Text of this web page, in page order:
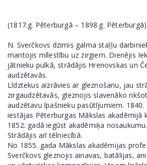
(1817.g. Pēterburgā – 1898.g. Pēterburgā)
N. Sverčkovs dzimis galma staļļu
mantojis mīlestību uz zirgiem. Dienējis
jātnieku pulkā, strādājis Hrenovskas un
audzētavās.
Līdztekus aizrāvies ar gleznošanu, jau
zirgaudzētavās, gleznojis slavenāko
audzētavu īpašnieku pasūtījumiem. 1840.
iestājas Pēterburgas Mākslas akadēmijā
1852. gadā iegūst akadēmiķa nosaukumu.
Strādājis arī tēlniecībā.
No 1855. gada Mākslas akadēmijas
Sverčkovs gleznojis ainavas, batālijas,